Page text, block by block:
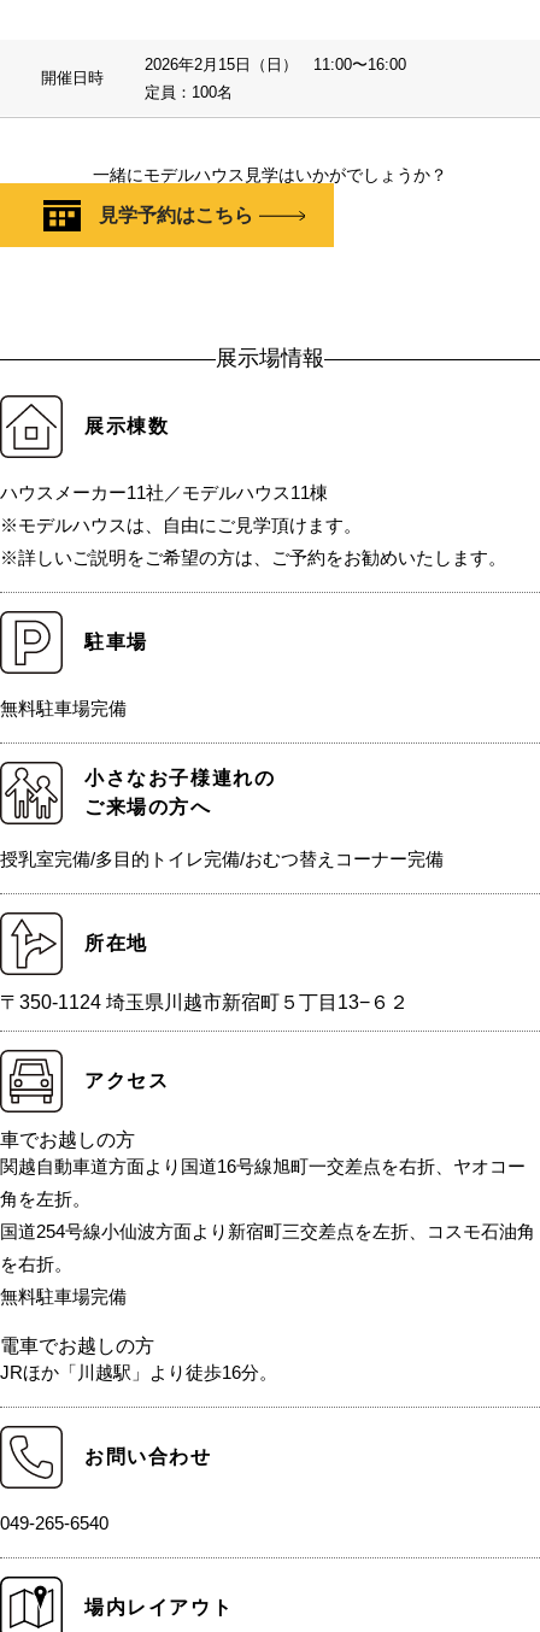
開催日時
2026年2月15日（日） 11:00〜16:00
定員：100名
一緒にモデルハウス見学はいかがでしょうか？
見学予約はこちら
展示場情報
展示棟数
ハウスメーカー11社／モデルハウス11棟
※モデルハウスは、自由にご見学頂けます。
※詳しいご説明をご希望の方は、ご予約をお勧めいたします。
駐車場
無料駐車場完備
小さなお子様連れの
ご来場の方へ
授乳室完備/多目的トイレ完備/おむつ替えコーナー完備
所在地
〒350-1124 埼玉県川越市新宿町５丁目13−６２
アクセス
車でお越しの方
関越自動車道方面より国道16号線旭町一交差点を右折、ヤオコー
角を左折。
国道254号線小仙波方面より新宿町三交差点を左折、コスモ石油角
を右折。
無料駐車場完備
電車でお越しの方
JRほか「川越駅」より徒歩16分。
お問い合わせ
049-265-6540
場内レイアウト